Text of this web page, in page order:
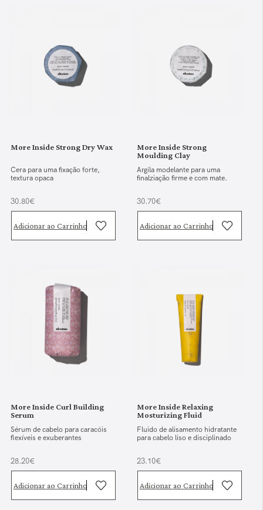
More Inside Strong Dry Wax
Cera para uma fixação forte,
textura opaca
30.80€
Adicionar ao Carrinho
More Inside Strong
Moulding Clay
Argila modelante para uma
finalziação firme e com mate.
30.70€
Adicionar ao Carrinho
More Inside Curl Building
Serum
Sérum de cabelo para caracóis
flexíveis e exuberantes
28.20€
Adicionar ao Carrinho
More Inside Relaxing
Mosturizing Fluid
Fluido de alisamento hidratante
para cabelo liso e disciplinado
23.10€
Adicionar ao Carrinho